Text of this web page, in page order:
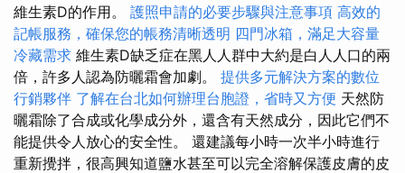
維生素D的作用。 護照申請的必要步驟與注意事項 高效的
記帳服務，確保您的帳務清晰透明 四門冰箱，滿足大容量
冷藏需求 維生素D缺乏症在黑人人群中大約是白人人口的兩
倍，許多人認為防曬霜會加劇。 提供多元解決方案的數位
行銷夥伴 了解在台北如何辦理台胞證，省時又方便 天然防
曬霜除了合成或化學成分外，還含有天然成分，因此它們不
能提供令人放心的安全性。 還建議每小時一次半小時進行
重新攪拌，很高興知道鹽水甚至可以完全溶解保護皮膚的皮